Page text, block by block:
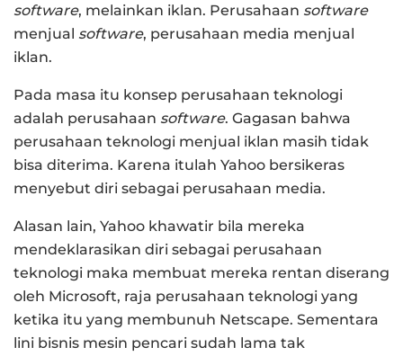
software, melainkan iklan. Perusahaan software
menjual software, perusahaan media menjual
iklan.
Pada masa itu konsep perusahaan teknologi
adalah perusahaan software. Gagasan bahwa
perusahaan teknologi menjual iklan masih tidak
bisa diterima. Karena itulah Yahoo bersikeras
menyebut diri sebagai perusahaan media.
Alasan lain, Yahoo khawatir bila mereka
mendeklarasikan diri sebagai perusahaan
teknologi maka membuat mereka rentan diserang
oleh Microsoft, raja perusahaan teknologi yang
ketika itu yang membunuh Netscape. Sementara
lini bisnis mesin pencari sudah lama tak